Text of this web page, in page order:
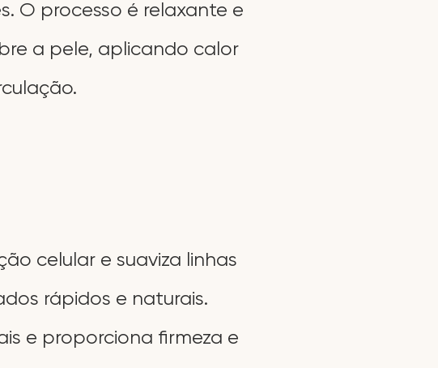
O processo é relaxante e
a pele, aplicando calor
celular e suaviza linhas
rápidos e naturais.
e proporciona ﬁrmeza e